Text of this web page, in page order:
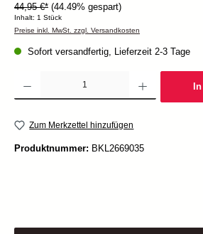
44,95 €* (44.49% gespart)
Inhalt: 1 Stück
Preise inkl. MwSt. zzgl. Versandkosten
Sofort versandfertig, Lieferzeit 2-3 Tage
Produkt Anzahl: Gib den gewünschten Wert ein oder
Zum Merkzettel hinzufügen
Produktnummer: BKL2669035